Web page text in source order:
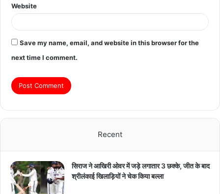
Website
Save my name, email, and website in this browser for the
next time I comment.
Recent
सिराज ने आखिरी ओवर में जड़े लगातार 3 छक्के, जीत के बाद
श्रीलंकाई खिलाड़ियों ने चेक किया बल्ला